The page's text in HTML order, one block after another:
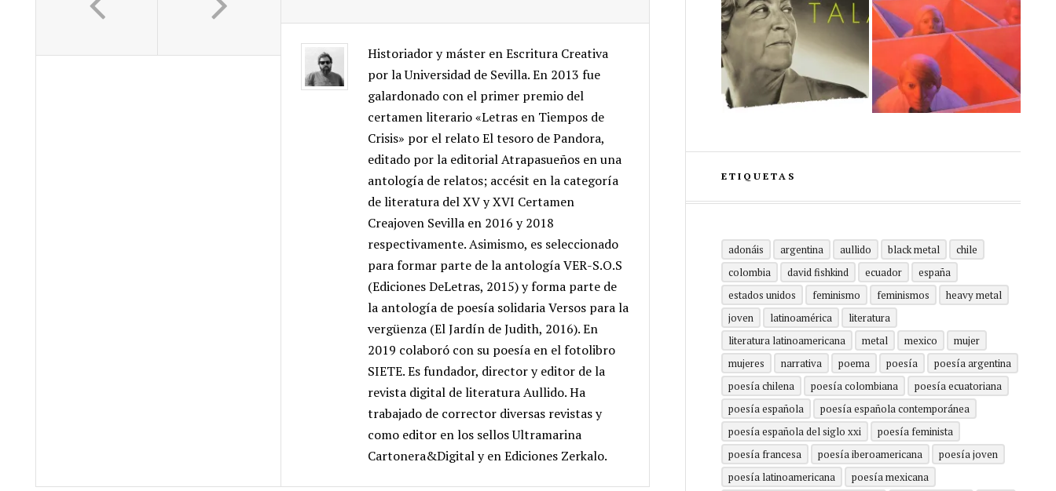
Historiador y máster en Escritura Creativa
por la Universidad de Sevilla. En 2013 fue
galardonado con el primer premio del
certamen literario «Letras en Tiempos de
Crisis» por el relato El tesoro de Pandora,
editado por la editorial Atrapasueños en una
antología de relatos; accésit en la categoría
de literatura del XV y XVI Certamen
Creajoven Sevilla en 2016 y 2018
respectivamente. Asimismo, es seleccionado
para formar parte de la antología VER-S.O.S
(Ediciones DeLetras, 2015) y forma parte de
la antología de poesía solidaria Versos para la
vergüenza (El Jardín de Judith, 2016). En
2019 colaboró con su poesía en el fotolibro
SIETE. Es fundador, director y editor de la
revista digital de literatura Aullido. Ha
trabajado de corrector diversas revistas y
como editor en los sellos Ultramarina
Cartonera&Digital y en Ediciones Zerkalo.
ETIQUETAS
adonáis argentina aullido black metal
chile
colombia
david fishkind ecuador
españa
estados unidos
feminismo feminismos
heavy metal
joven
latinoamérica
literatura
literatura latinoamericana
metal mexico
mujer
mujeres
narrativa poema poesía
poesía argentina
poesía chilena
poesía colombiana
poesía ecuatoriana
poesía española
poesía española contemporánea
poesía española del siglo xxi
poesía feminista
poesía francesa
poesía iberoamericana
poesía joven
poesía latinoamericana
poesía mexicana